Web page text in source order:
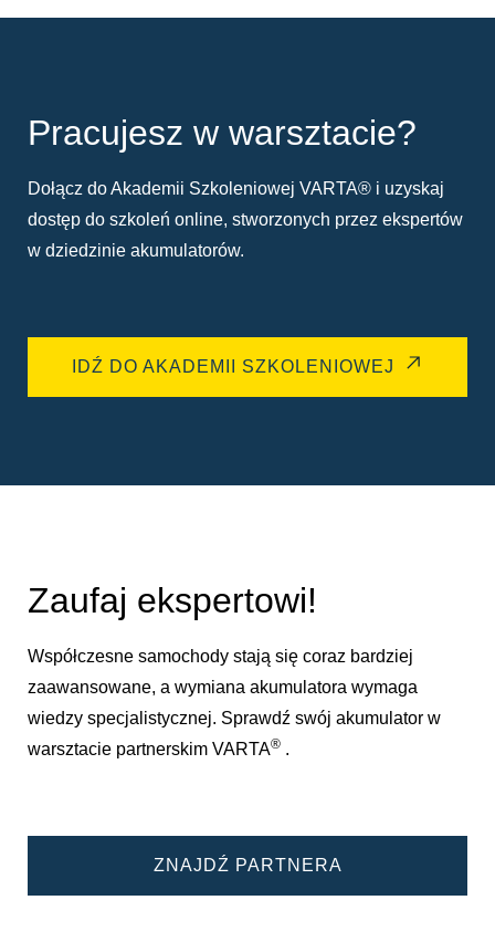
Pracujesz w warsztacie?
Dołącz do Akademii Szkoleniowej VARTA® i uzyskaj
dostęp do szkoleń online, stworzonych przez ekspertów
w dziedzinie akumulatorów.
IDŹ DO AKADEMII SZKOLENIOWEJ
Zaufaj ekspertowi!
Współczesne samochody stają się coraz bardziej
zaawansowane, a wymiana akumulatora wymaga
wiedzy specjalistycznej. Sprawdź swój akumulator w
warsztacie partnerskim VARTA® .
ZNAJDŹ PARTNERA